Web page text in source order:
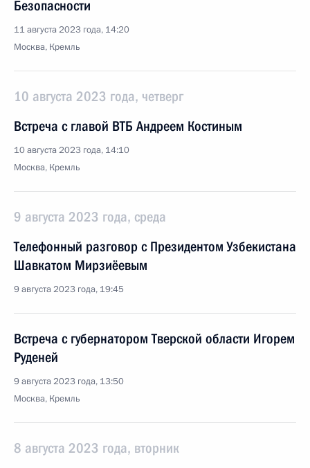
Безопасности
11 августа 2023 года, 14:20
Москва, Кремль
10 августа 2023 года, четверг
Встреча с главой ВТБ Андреем Костиным
10 августа 2023 года, 14:10
Москва, Кремль
9 августа 2023 года, среда
Телефонный разговор с Президентом Узбекистана
Шавкатом Мирзиёевым
9 августа 2023 года, 19:45
Встреча с губернатором Тверской области Игорем
Руденей
9 августа 2023 года, 13:50
Москва, Кремль
8 августа 2023 года, вторник